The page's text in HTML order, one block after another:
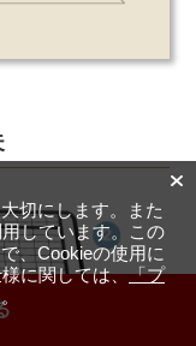
切にします。また
しています。この
、Cookieの使用に
に関しては、「プ